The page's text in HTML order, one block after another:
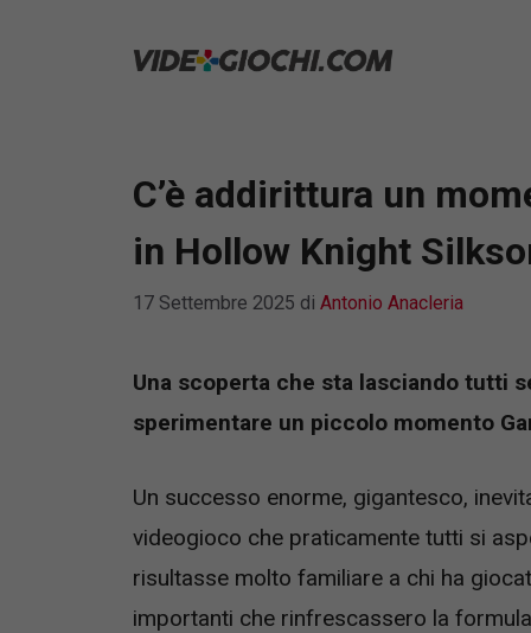
C’è addirittura un
in Hollow Knight
17 Settembre 2025 di Antonio Anacleria
Una scoperta che sta lasciando tutti
sperimentare un piccolo momento
Un successo enorme, gigantesco,
videogioco che praticamente tutti si
risultasse molto familiare a chi ha
importanti che rinfrescassero la